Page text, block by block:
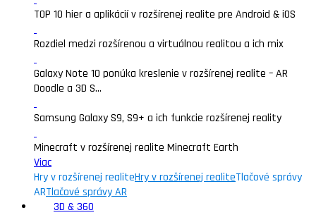
TOP 10 hier a aplikácií v rozšírenej realite pre Android & iOS
Rozdiel medzi rozšírenou a virtuálnou realitou a ich mix
Galaxy Note 10 ponúka kreslenie v rozšírenej realite – AR
Doodle a 3D S...
Samsung Galaxy S9, S9+ a ich funkcie rozšírenej reality
Minecraft v rozšírenej realite Minecraft Earth
Viac
Hry v rozšírenej realiteHry v rozšírenej realiteTlačové správy
ARTlačové správy AR
3D & 360